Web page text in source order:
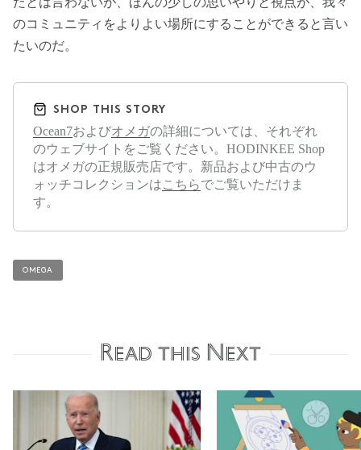
のコミュニティをよりよい場所にすることができると言い
たいのだ。
SHOP THIS STORY
Ocean7およびオメガの詳細については、それぞれ
のウェブサイトをご覧ください。HODINKEE Shop
はオメガの正規販売店です。新品および中古のウ
ォッチコレクションはこちらでご覧いただけま
す。
OMEGA
Read this Next